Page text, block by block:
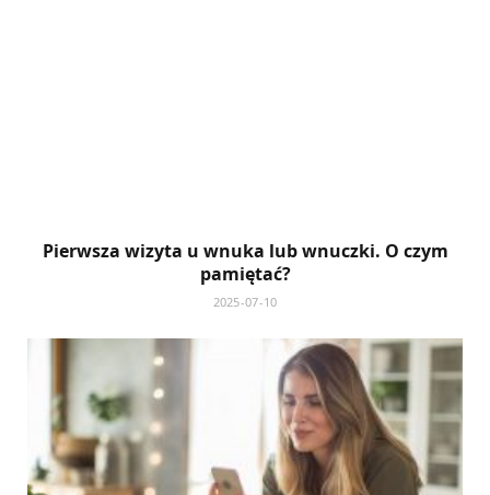
Pierwsza wizyta u wnuka lub wnuczki. O czym
pamiętać?
2025-07-10